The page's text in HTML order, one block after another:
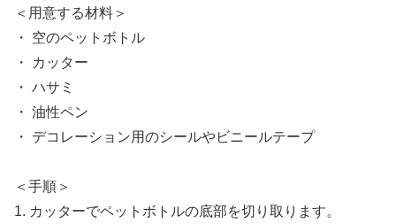
＜用意する材料＞
・ 空のペットボトル
・ カッター
・ ハサミ
・ 油性ペン
・ デコレーション用のシールやビニールテープ
＜手順＞
1. カッターでペットボトルの底部を切り取ります。